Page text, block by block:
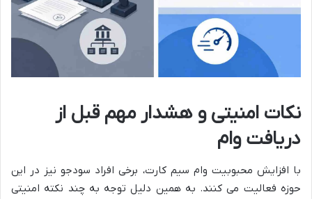
نکات امنیتی و هشدار مهم قبل از
دریافت وام
با افزایش محبوبیت وام سیم کارت، برخی افراد سودجو نیز در این
حوزه فعالیت می کنند. به همین دلیل توجه به چند نکته امنیتی